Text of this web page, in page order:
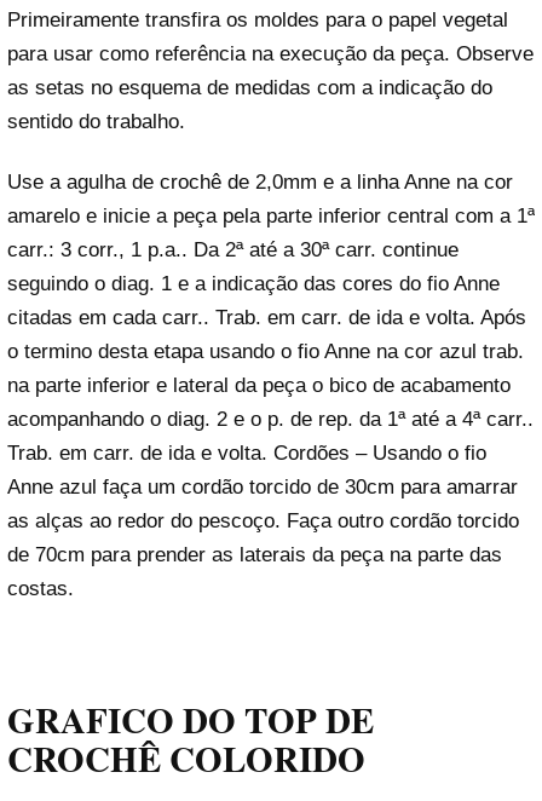
Primeiramente transfira os moldes para o papel vegetal
para usar como referência na execução da peça. Observe
as setas no esquema de medidas com a indicação do
sentido do trabalho.
Use a agulha de crochê de 2,0mm e a linha Anne na cor
amarelo e inicie a peça pela parte inferior central com a 1ª
carr.: 3 corr., 1 p.a.. Da 2ª até a 30ª carr. continue
seguindo o diag. 1 e a indicação das cores do fio Anne
citadas em cada carr.. Trab. em carr. de ida e volta. Após
o termino desta etapa usando o fio Anne na cor azul trab.
na parte inferior e lateral da peça o bico de acabamento
acompanhando o diag. 2 e o p. de rep. da 1ª até a 4ª carr..
Trab. em carr. de ida e volta. Cordões – Usando o fio
Anne azul faça um cordão torcido de 30cm para amarrar
as alças ao redor do pescoço. Faça outro cordão torcido
de 70cm para prender as laterais da peça na parte das
costas.
GRAFICO DO TOP DE
CROCHÊ COLORIDO